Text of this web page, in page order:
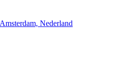
Nederland